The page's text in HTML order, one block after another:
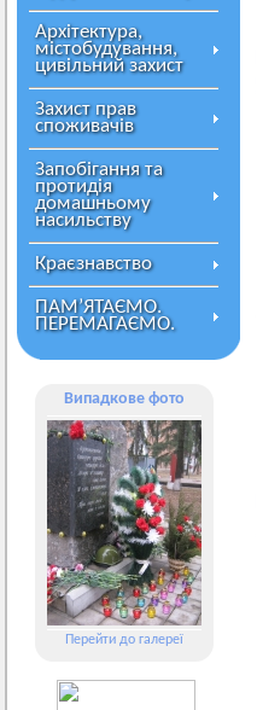
Архітектура,
містобудування,
цивільний захист
Захист прав
споживачів
Запобігання та
протидія
домашньому
насильству
Краєзнавство
ПАМ’ЯТАЄМО.
ПЕРЕМАГАЄМО.
Випадкове фото
Перейти до галереї